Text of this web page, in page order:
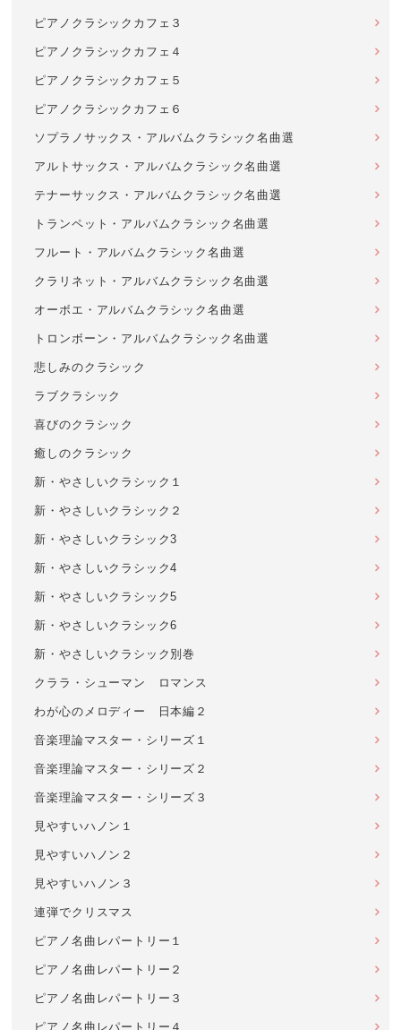
ピアノクラシックカフェ３
ピアノクラシックカフェ４
ピアノクラシックカフェ５
ピアノクラシックカフェ６
ソプラノサックス・アルバムクラシック名曲選
アルトサックス・アルバムクラシック名曲選
テナーサックス・アルバムクラシック名曲選
トランペット・アルバムクラシック名曲選
フルート・アルバムクラシック名曲選
クラリネット・アルバムクラシック名曲選
オーボエ・アルバムクラシック名曲選
トロンボーン・アルバムクラシック名曲選
悲しみのクラシック
ラブクラシック
喜びのクラシック
癒しのクラシック
新・やさしいクラシック１
新・やさしいクラシック２
新・やさしいクラシック3
新・やさしいクラシック4
新・やさしいクラシック5
新・やさしいクラシック6
新・やさしいクラシック別巻
クララ・シューマン ロマンス
わが心のメロディー 日本編２
音楽理論マスター・シリーズ１
音楽理論マスター・シリーズ２
音楽理論マスター・シリーズ３
見やすいハノン１
見やすいハノン２
見やすいハノン３
連弾でクリスマス
ピアノ名曲レパートリー１
ピアノ名曲レパートリー２
ピアノ名曲レパートリー３
ピアノ名曲レパートリー４